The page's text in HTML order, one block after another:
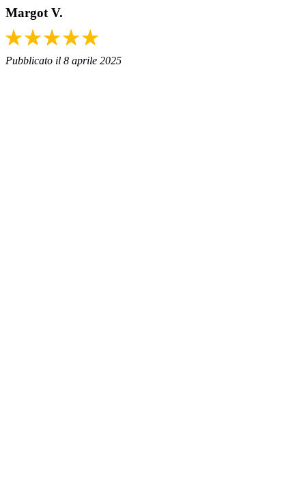
Margot V.
Pubblicato il 8 aprile 2025